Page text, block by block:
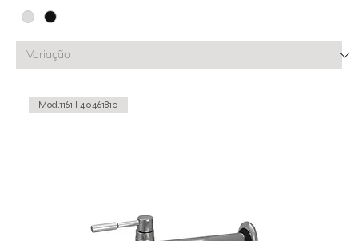
Mod.1161 I 40461810